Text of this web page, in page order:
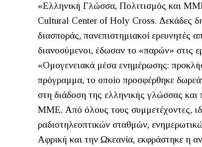
«Ελληνική Γλώσσα, Πολιτισμός και
Cultural Center of Holy Cross. Δεκάδες
διασποράς, πανεπιστημιακοί ερευνητές
διανοούμενοι, έδωσαν το «παρών» στις
«Ομογενειακά μέσα ενημέρωσης:
πρόγραμμα, το οποίο προσφέρθηκε
στη διάδοση της ελληνικής γλώσσας
ΜΜΕ. Από όλους τους συμμετέχοντες,
ραδιοτηλεοπτικών σταθμών,
Αφρική και την Ωκεανία, εκφράστηκε η